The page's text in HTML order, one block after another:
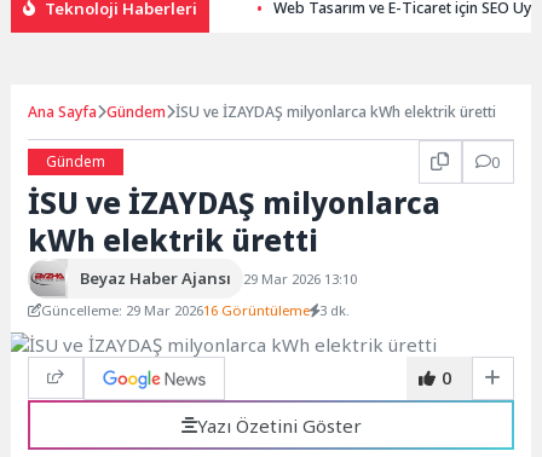
Teknoloji Haberleri Web Tasarım ve E-Ticaret için SEO
Ana Sayfa Gündem İSU ve İZAYDAŞ milyonlarca kWh elektrik üretti
Gündem 0
İSU ve İZAYDAŞ milyonlarca
kWh elektrik üretti
Beyaz Haber Ajansı
29 Mar 2026 13:10
Güncelleme: 29 Mar 202616 Görüntüleme 3 dk.
0
Yazı Özetini Göster